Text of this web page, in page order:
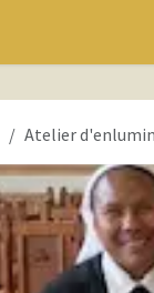
Atelier